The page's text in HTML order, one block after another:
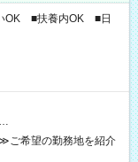
OK ■扶養内OK ■日
…
ご希望の勤務地を紹介